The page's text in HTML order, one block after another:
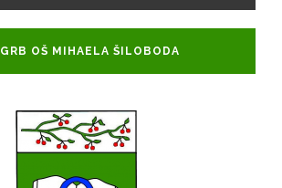
GRB OŠ MIHAELA ŠILOBODA